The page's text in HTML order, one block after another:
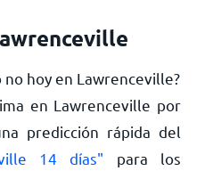
no hoy en Lawrenceville?
en Lawrenceville por
predicción rápida del
14 días" para los